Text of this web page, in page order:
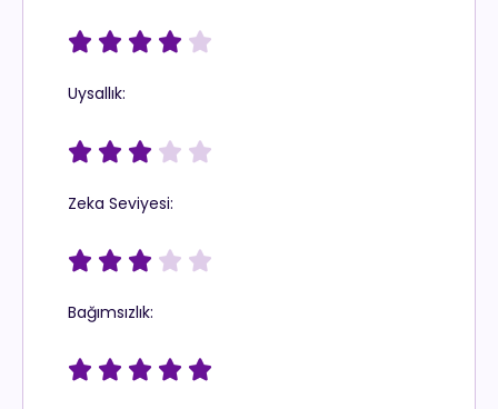
    
Uysallık:
    
Zeka Seviyesi:
    
Bağımsızlık:
    